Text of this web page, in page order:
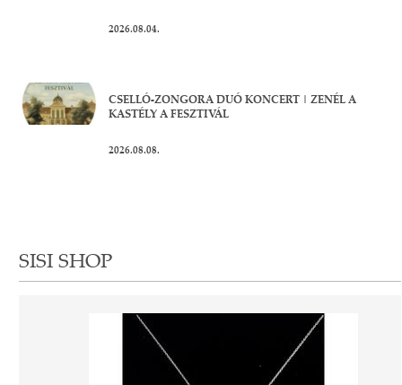
2026.08.04.
CSELLÓ-ZONGORA DUÓ KONCERT | ZENÉL A
KASTÉLY A FESZTIVÁL
2026.08.08.
SISI SHOP